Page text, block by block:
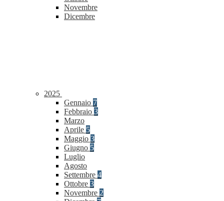
Novembre
Dicembre
2025
Gennaio 7
Febbraio 3
Marzo
Aprile 5
Maggio 3
Giugno 5
Luglio
Agosto
Settembre 4
Ottobre 3
Novembre 2